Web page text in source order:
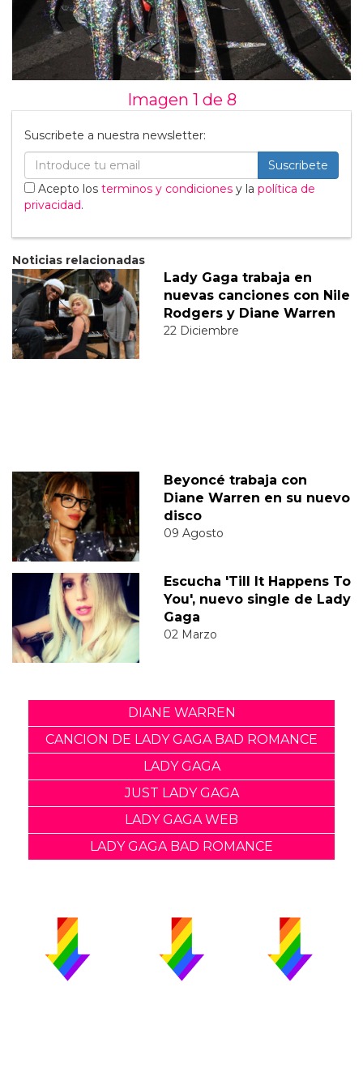
Imagen 1 de 8
Suscribete a nuestra newsletter:
Suscribete
Acepto los terminos y condiciones y la política de
privacidad.
Noticias relacionadas
Lady Gaga trabaja en
nuevas canciones con Nile
Rodgers y Diane Warren
22 Diciembre
Beyoncé trabaja con
Diane Warren en su nuevo
disco
09 Agosto
Escucha 'Till It Happens To
You', nuevo single de Lady
Gaga
02 Marzo
DIANE WARREN
CANCION DE LADY GAGA BAD ROMANCE
LADY GAGA
JUST LADY GAGA
LADY GAGA WEB
LADY GAGA BAD ROMANCE